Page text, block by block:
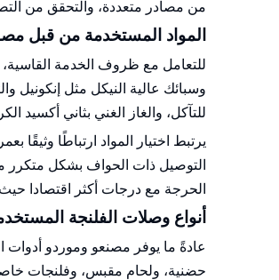
من مصادر متعددة، والتحقق من
المواد المستخدمة من قبل
للتعامل مع ظروف الخدمة القاسية،
وسبائك عالية النيكل مثل إنكونيل
للتآكل، والغاز الغني بثاني أكسيد
يرتبط اختيار المواد ارتباطًا
التوصيل ذات الحواف بشكل متكرر
الحرجة مع درجات أكثر اقتصادا
أنواع وصلات الفلنجة
عادةً ما يوفر مصنعو وموردو
حضنية، ولحام مقبس، وفلنجات